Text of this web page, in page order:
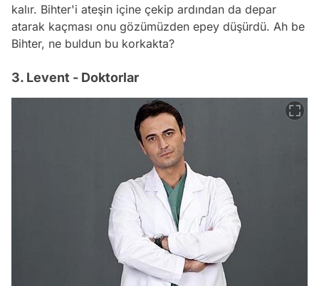
kalır. Bihter'i ateşin içine çekip ardından da depar
atarak kaçması onu gözümüzden epey düşürdü. Ah be
Bihter, ne buldun bu korkakta?
3. Levent - Doktorlar